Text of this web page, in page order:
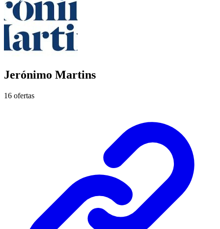
Jerónimo Martins
16 ofertas